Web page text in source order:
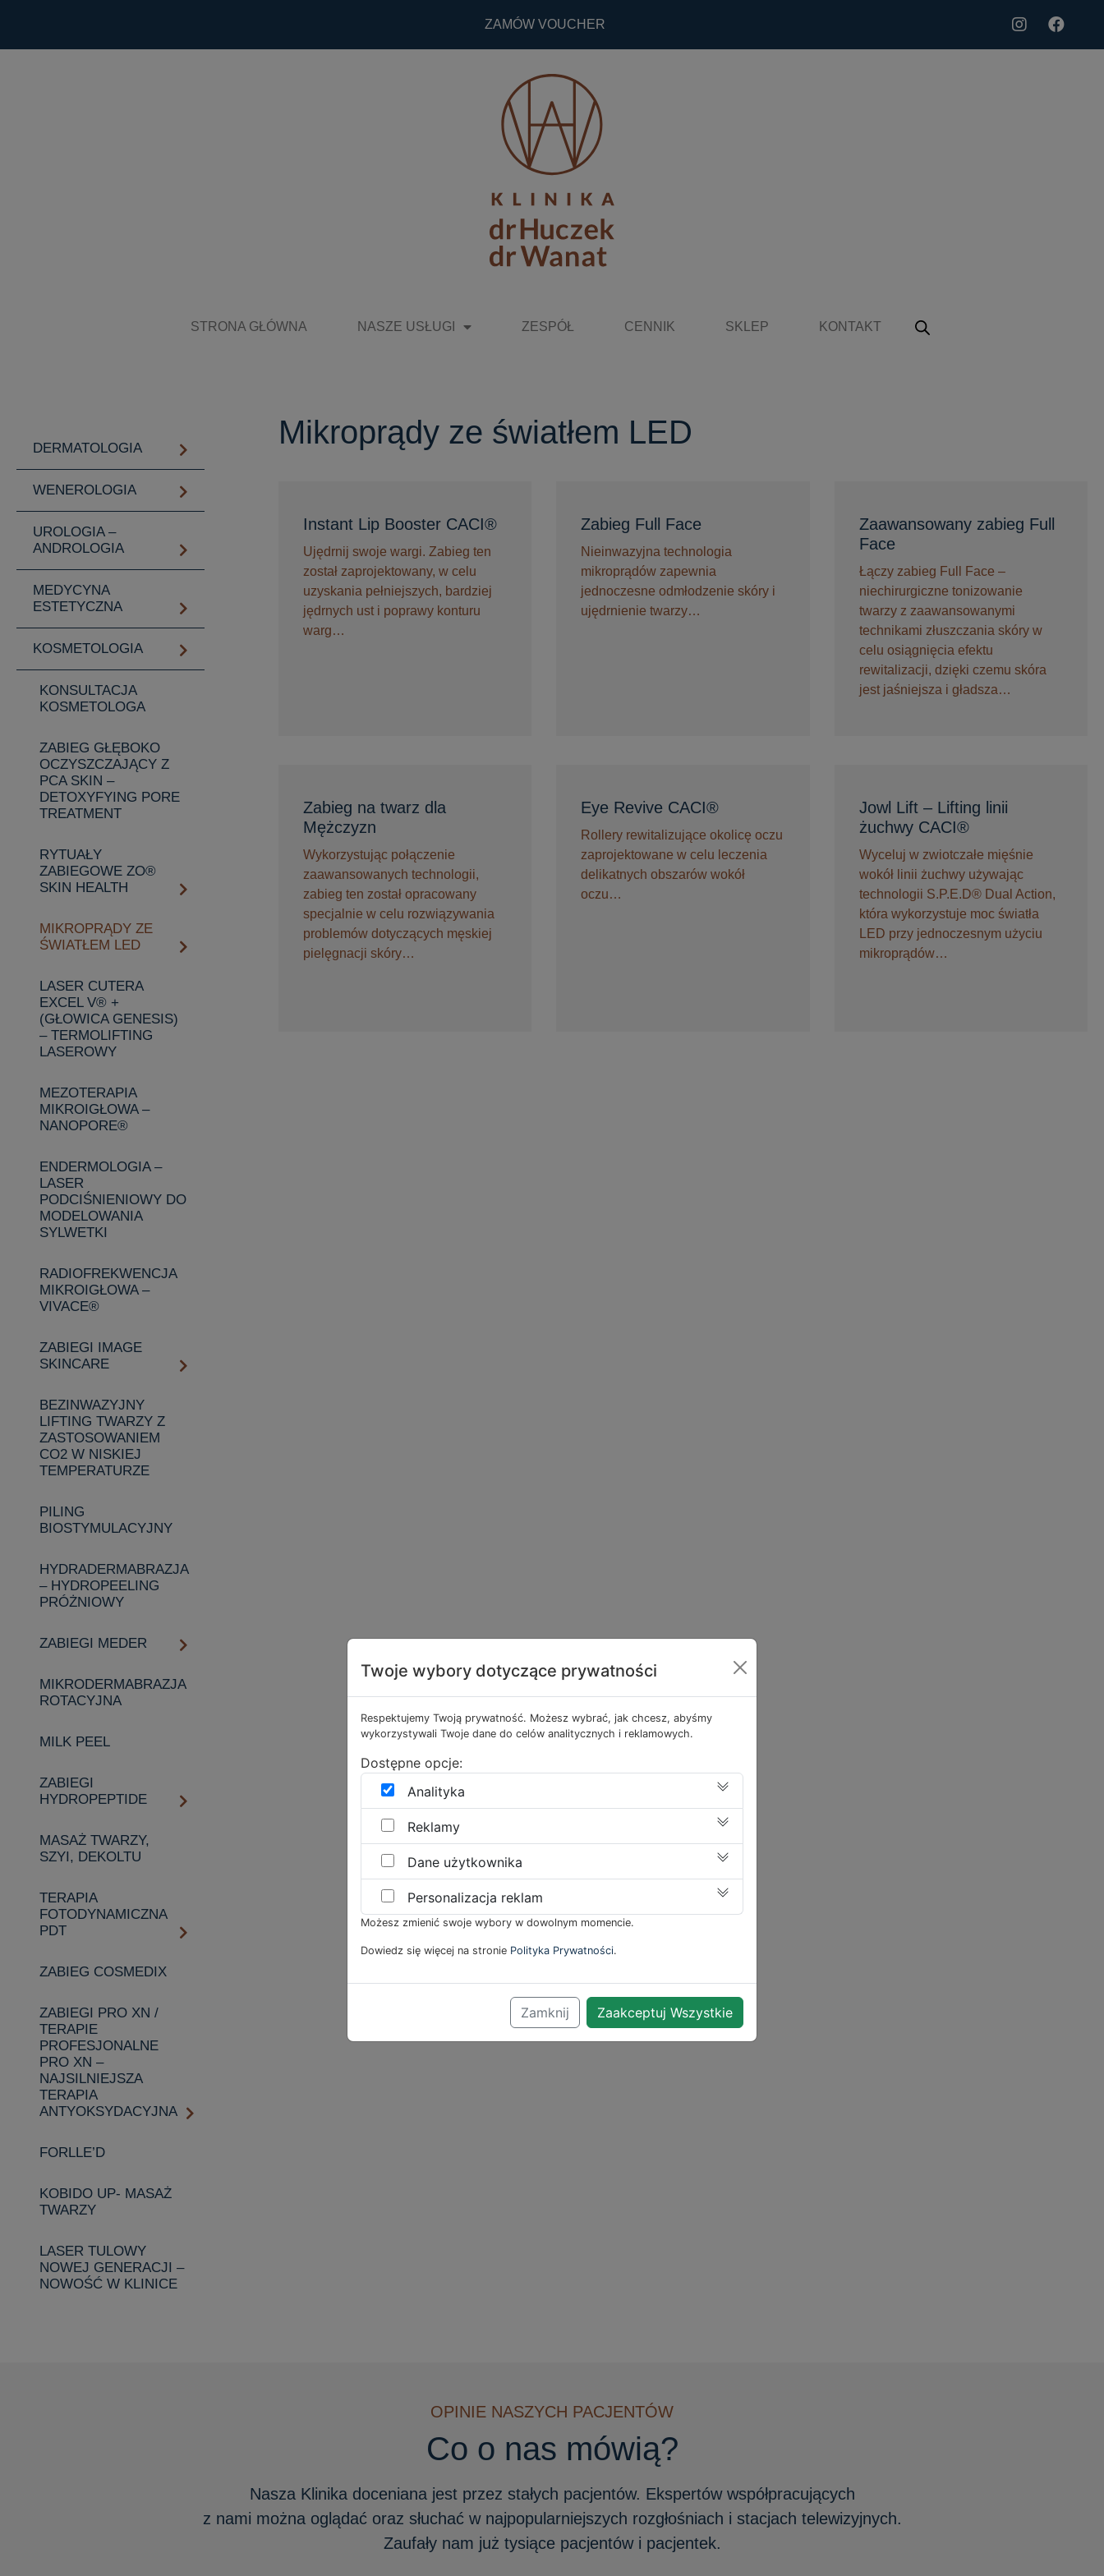
ZAMÓW VOUCHER
STRONA GŁÓWNA NASZE USŁUGI ZESPÓŁ CENNIK SKLEP KONTAKT
DERMATOLOGIA
WENEROLOGIA
UROLOGIA –
ANDROLOGIA
MEDYCYNA
ESTETYCZNA
KOSMETOLOGIA
KONSULTACJA
KOSMETOLOGA
ZABIEG GŁĘBOKO
OCZYSZCZAJĄCY Z
PCA SKIN –
DETOXYFYING PORE
TREATMENT
RYTUAŁY
ZABIEGOWE ZO®
SKIN HEALTH
MIKROPRĄDY ZE
ŚWIATŁEM LED
LASER CUTERA
EXCEL V® +
(GŁOWICA GENESIS)
– TERMOLIFTING
LASEROWY
MEZOTERAPIA
MIKROIGŁOWA –
NANOPORE®
ENDERMOLOGIA –
LASER
PODCIŚNIENIOWY DO
MODELOWANIA
SYLWETKI
RADIOFREKWENCJA
MIKROIGŁOWA –
VIVACE®
ZABIEGI IMAGE
SKINCARE
BEZINWAZYJNY
LIFTING TWARZY Z
ZASTOSOWANIEM
CO2 W NISKIEJ
TEMPERATURZE
PILING
BIOSTYMULACYJNY
HYDRADERMABRAZJA
– HYDROPEELING
PRÓŻNIOWY
ZABIEGI MEDER
MIKRODERMABRAZJA
ROTACYJNA
MILK PEEL
ZABIEGI
HYDROPEPTIDE
MASAŻ TWARZY,
SZYI, DEKOLTU
TERAPIA
FOTODYNAMICZNA
PDT
ZABIEG COSMEDIX
ZABIEGI PRO XN /
TERAPIE
PROFESJONALNE
PRO XN –
NAJSILNIEJSZA
TERAPIA
ANTYOKSYDACYJNA
FORLLE’D
KOBIDO UP- MASAŻ
TWARZY
LASER TULOWY
NOWEJ GENERACJI –
NOWOŚĆ W KLINICE
Mikroprądy ze światłem LED
Instant Lip Booster CACI®
Ujędrnij swoje wargi. Zabieg ten
został zaprojektowany, w celu
uzyskania pełniejszych, bardziej
jędrnych ust i poprawy konturu
warg…
Zabieg Full Face
Nieinwazyjna technologia
mikroprądów zapewnia
jednoczesne odmłodzenie skóry i
ujędrnienie twarzy…
Zaawansowany zabieg Full
Face
Łączy zabieg Full Face –
niechirurgiczne tonizowanie
twarzy z zaawansowanymi
technikami złuszczania skóry w
celu osiągnięcia efektu
rewitalizacji, dzięki czemu skóra
jest jaśniejsza i gładsza…
Zabieg na twarz dla
Mężczyzn
Wykorzystując połączenie
zaawansowanych technologii,
zabieg ten został opracowany
specjalnie w celu rozwiązywania
problemów dotyczących męskiej
pielęgnacji skóry…
Eye Revive CACI®
Rollery rewitalizujące okolicę oczu
zaprojektowane w celu leczenia
delikatnych obszarów wokół
oczu…
Jowl Lift – Lifting linii
żuchwy CACI®
Wyceluj w zwiotczałe mięśnie
wokół linii żuchwy używając
technologii S.P.E.D® Dual Action,
która wykorzystuje moc światła
LED przy jednoczesnym użyciu
mikroprądów…
OPINIE NASZYCH PACJENTÓW
Co o nas mówią?
Nasza Klinika doceniana jest przez stałych pacjentów. Ekspertów współpracujących
z nami można oglądać oraz słuchać w najpopularniejszych rozgłośniach i stacjach telewizyjnych.
Zaufały nam już tysiące pacjentów i pacjentek.
Twoje wybory dotyczące prywatności
Respektujemy Twoją prywatność. Możesz wybrać, jak chcesz, abyśmy
wykorzystywali Twoje dane do celów analitycznych i reklamowych.
Dostępne opcje:
Analityka
Reklamy
Dane użytkownika
Personalizacja reklam
Możesz zmienić swoje wybory w dowolnym momencie.
Dowiedz się więcej na stronie Polityka Prywatności.
Zamknij Zaakceptuj Wszystkie